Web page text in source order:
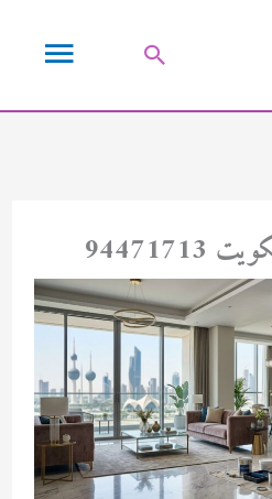
القائمة
البحث